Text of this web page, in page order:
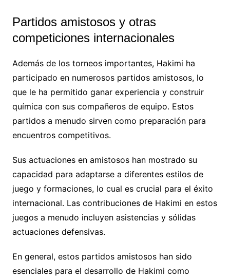
Partidos amistosos y otras
competiciones internacionales
Además de los torneos importantes, Hakimi ha
participado en numerosos partidos amistosos, lo
que le ha permitido ganar experiencia y construir
química con sus compañeros de equipo. Estos
partidos a menudo sirven como preparación para
encuentros competitivos.
Sus actuaciones en amistosos han mostrado su
capacidad para adaptarse a diferentes estilos de
juego y formaciones, lo cual es crucial para el éxito
internacional. Las contribuciones de Hakimi en estos
juegos a menudo incluyen asistencias y sólidas
actuaciones defensivas.
En general, estos partidos amistosos han sido
esenciales para el desarrollo de Hakimi como